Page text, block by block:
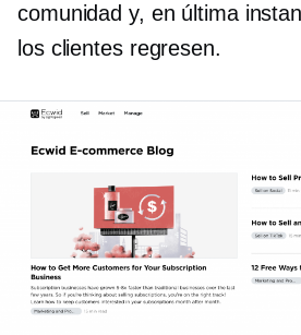
comunidad y, en última
los clientes regresen.